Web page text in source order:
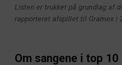
Listen er trukket på grundlag af
rapporteret afspillet til Gramex i
Om sangene i top 10